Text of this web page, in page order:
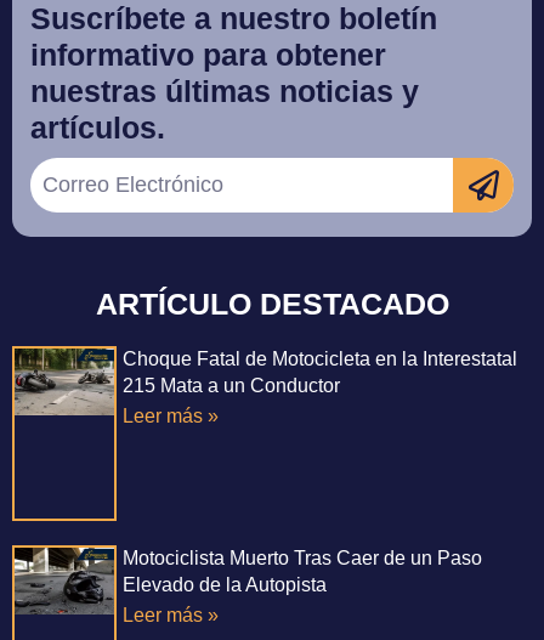
Suscríbete a nuestro boletín
informativo para obtener
nuestras últimas noticias y
artículos.
ARTÍCULO DESTACADO
Choque Fatal de Motocicleta en la Interestatal
215 Mata a un Conductor
Leer más »
Motociclista Muerto Tras Caer de un Paso
Elevado de la Autopista
Leer más »